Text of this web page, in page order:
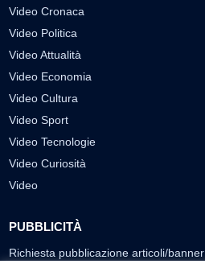
Video Cronaca
Video Politica
Video Attualità
Video Economia
Video Cultura
Video Sport
Video Tecnologie
Video Curiosità
Video
PUBBLICITÀ
Richiesta pubblicazione articoli/banner